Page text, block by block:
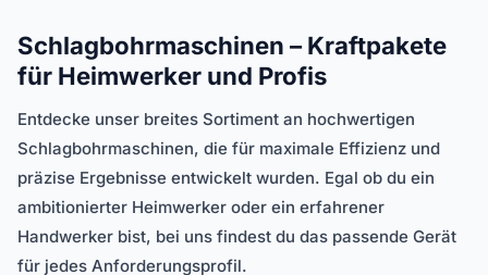
Schlagbohrmaschinen – Kraftpakete
für Heimwerker und Profis
Entdecke unser breites Sortiment an hochwertigen
Schlagbohrmaschinen, die für maximale Effizienz und
präzise Ergebnisse entwickelt wurden. Egal ob du ein
ambitionierter Heimwerker oder ein erfahrener
Handwerker bist, bei uns findest du das passende Gerät
für jedes Anforderungsprofil.